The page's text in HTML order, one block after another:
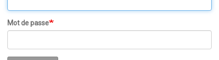
Mot de passe